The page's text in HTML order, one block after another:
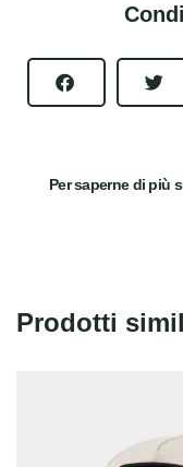
Per saperne di più
Prodotti